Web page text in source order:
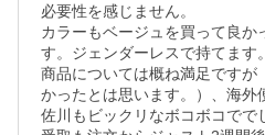
必要性を感じません。
カラーもベージュを買って良か
す。ジェンダーレスで持てます。
商品については概ね満足ですが
かったとは思います。）、海外
佐川もビックリなボコボコでで